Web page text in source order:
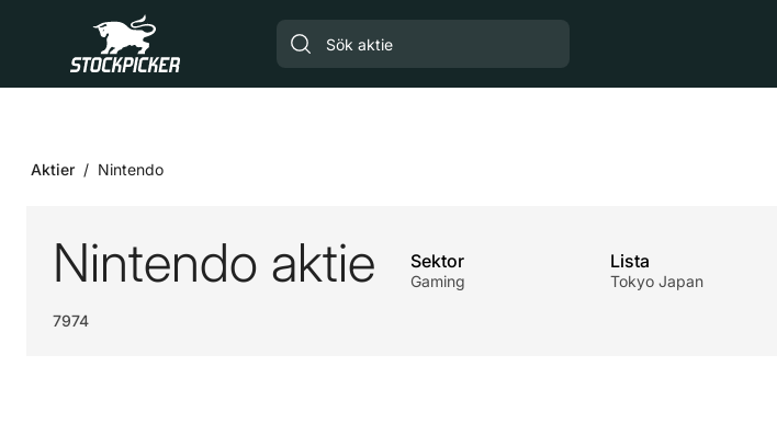
Gå till huvudinnehåll
Aktier Nintendo
Nintendo aktie
7974
Sektor
Gaming
Lista
Tokyo Japan